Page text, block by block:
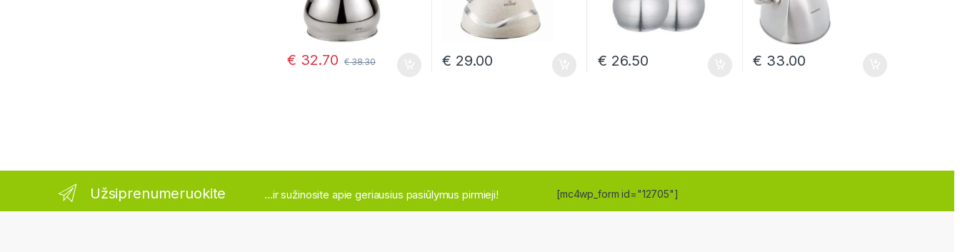
€ 32.70 €38.30 € 29.00 € 26.50 € 33.00
Užsiprenumeruokite ...ir sužinosite apie geriausius pasiūlymus pirmieji! [mc4wp_form id="12705"]